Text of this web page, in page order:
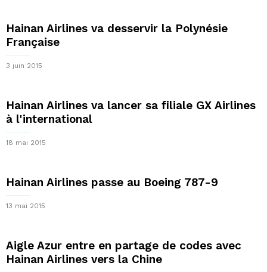
Hainan Airlines va desservir la Polynésie
Française
3 juin 2015
Hainan Airlines va lancer sa filiale GX Airlines
à l'international
18 mai 2015
Hainan Airlines passe au Boeing 787-9
13 mai 2015
Aigle Azur entre en partage de codes avec
Hainan Airlines vers la Chine